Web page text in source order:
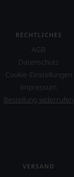
RECHTLICHES
AGB
Datenschutz
Cookie-Einstellungen
Impressum
Bestellung widerrufen
VERSAND